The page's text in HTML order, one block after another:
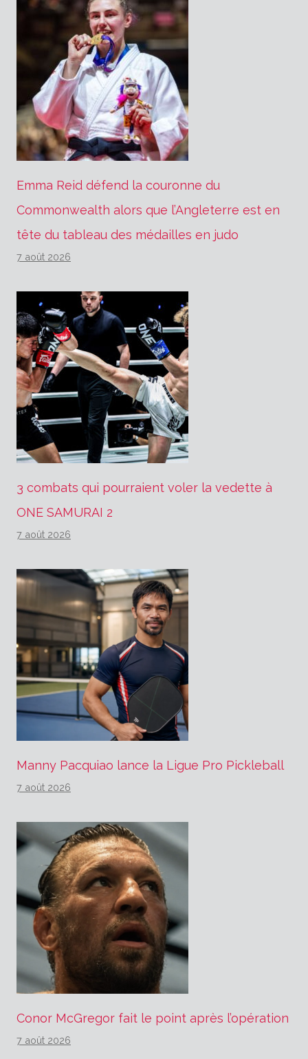
Emma Reid défend la couronne du
Commonwealth alors que l’Angleterre est en
tête du tableau des médailles en judo
7 août 2026
3 combats qui pourraient voler la vedette à
ONE SAMURAI 2
7 août 2026
Manny Pacquiao lance la Ligue Pro Pickleball
7 août 2026
Conor McGregor fait le point après l’opération
7 août 2026